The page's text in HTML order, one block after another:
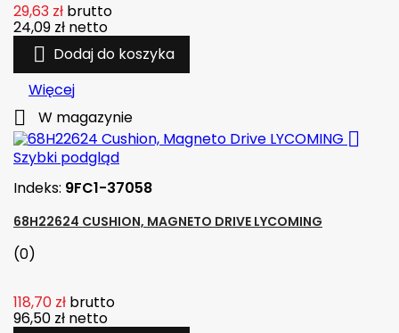
29,63 zł brutto
24,09 zł netto
 Dodaj do koszyka
Więcej
 W magazynie

Szybki podgląd
Indeks: 9FC1-37058
68H22624 CUSHION, MAGNETO DRIVE LYCOMING
(0)
118,70 zł brutto
96,50 zł netto